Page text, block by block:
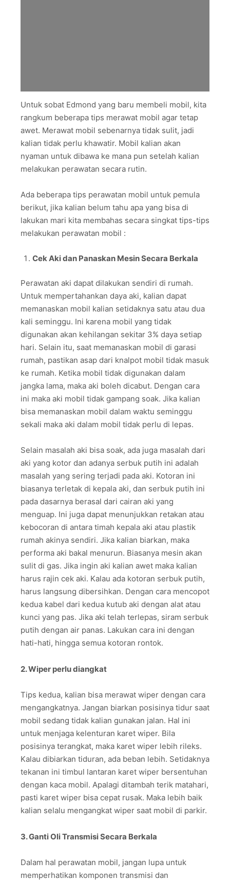
Untuk sobat Edmond yang baru membeli mobil, kita
rangkum beberapa tips merawat mobil agar tetap
awet. Merawat mobil sebenarnya tidak sulit, jadi
kalian tidak perlu khawatir. Mobil kalian akan
nyaman untuk dibawa ke mana pun setelah kalian
melakukan perawatan secara rutin.
Ada beberapa tips perawatan mobil untuk pemula
berikut, jika kalian belum tahu apa yang bisa di
lakukan mari kita membahas secara singkat tips-tips
melakukan perawatan mobil :
Cek Aki dan Panaskan Mesin Secara Berkala
Perawatan aki dapat dilakukan sendiri di rumah.
Untuk mempertahankan daya aki, kalian dapat
memanaskan mobil kalian setidaknya satu atau dua
kali seminggu. Ini karena mobil yang tidak
digunakan akan kehilangan sekitar 3% daya setiap
hari. Selain itu, saat memanaskan mobil di garasi
rumah, pastikan asap dari knalpot mobil tidak masuk
ke rumah. Ketika mobil tidak digunakan dalam
jangka lama, maka aki boleh dicabut. Dengan cara
ini maka aki mobil tidak gampang soak. Jika kalian
bisa memanaskan mobil dalam waktu seminggu
sekali maka aki dalam mobil tidak perlu di lepas.
Selain masalah aki bisa soak, ada juga masalah dari
aki yang kotor dan adanya serbuk putih ini adalah
masalah yang sering terjadi pada aki. Kotoran ini
biasanya terletak di kepala aki, dan serbuk putih ini
pada dasarnya berasal dari cairan aki yang
menguap. Ini juga dapat menunjukkan retakan atau
kebocoran di antara timah kepala aki atau plastik
rumah akinya sendiri. Jika kalian biarkan, maka
performa aki bakal menurun. Biasanya mesin akan
sulit di gas. Jika ingin aki kalian awet maka kalian
harus rajin cek aki. Kalau ada kotoran serbuk putih,
harus langsung dibersihkan. Dengan cara mencopot
kedua kabel dari kedua kutub aki dengan alat atau
kunci yang pas. Jika aki telah terlepas, siram serbuk
putih dengan air panas. Lakukan cara ini dengan
hati-hati, hingga semua kotoran rontok.
2. Wiper perlu diangkat
Tips kedua, kalian bisa merawat wiper dengan cara
mengangkatnya. Jangan biarkan posisinya tidur saat
mobil sedang tidak kalian gunakan jalan. Hal ini
untuk menjaga kelenturan karet wiper. Bila
posisinya terangkat, maka karet wiper lebih rileks.
Kalau dibiarkan tiduran, ada beban lebih. Setidaknya
tekanan ini timbul lantaran karet wiper bersentuhan
dengan kaca mobil. Apalagi ditambah terik matahari,
pasti karet wiper bisa cepat rusak. Maka lebih baik
kalian selalu mengangkat wiper saat mobil di parkir.
3. Ganti Oli Transmisi Secara Berkala
Dalam hal perawatan mobil, jangan lupa untuk
memperhatikan komponen transmisi dan